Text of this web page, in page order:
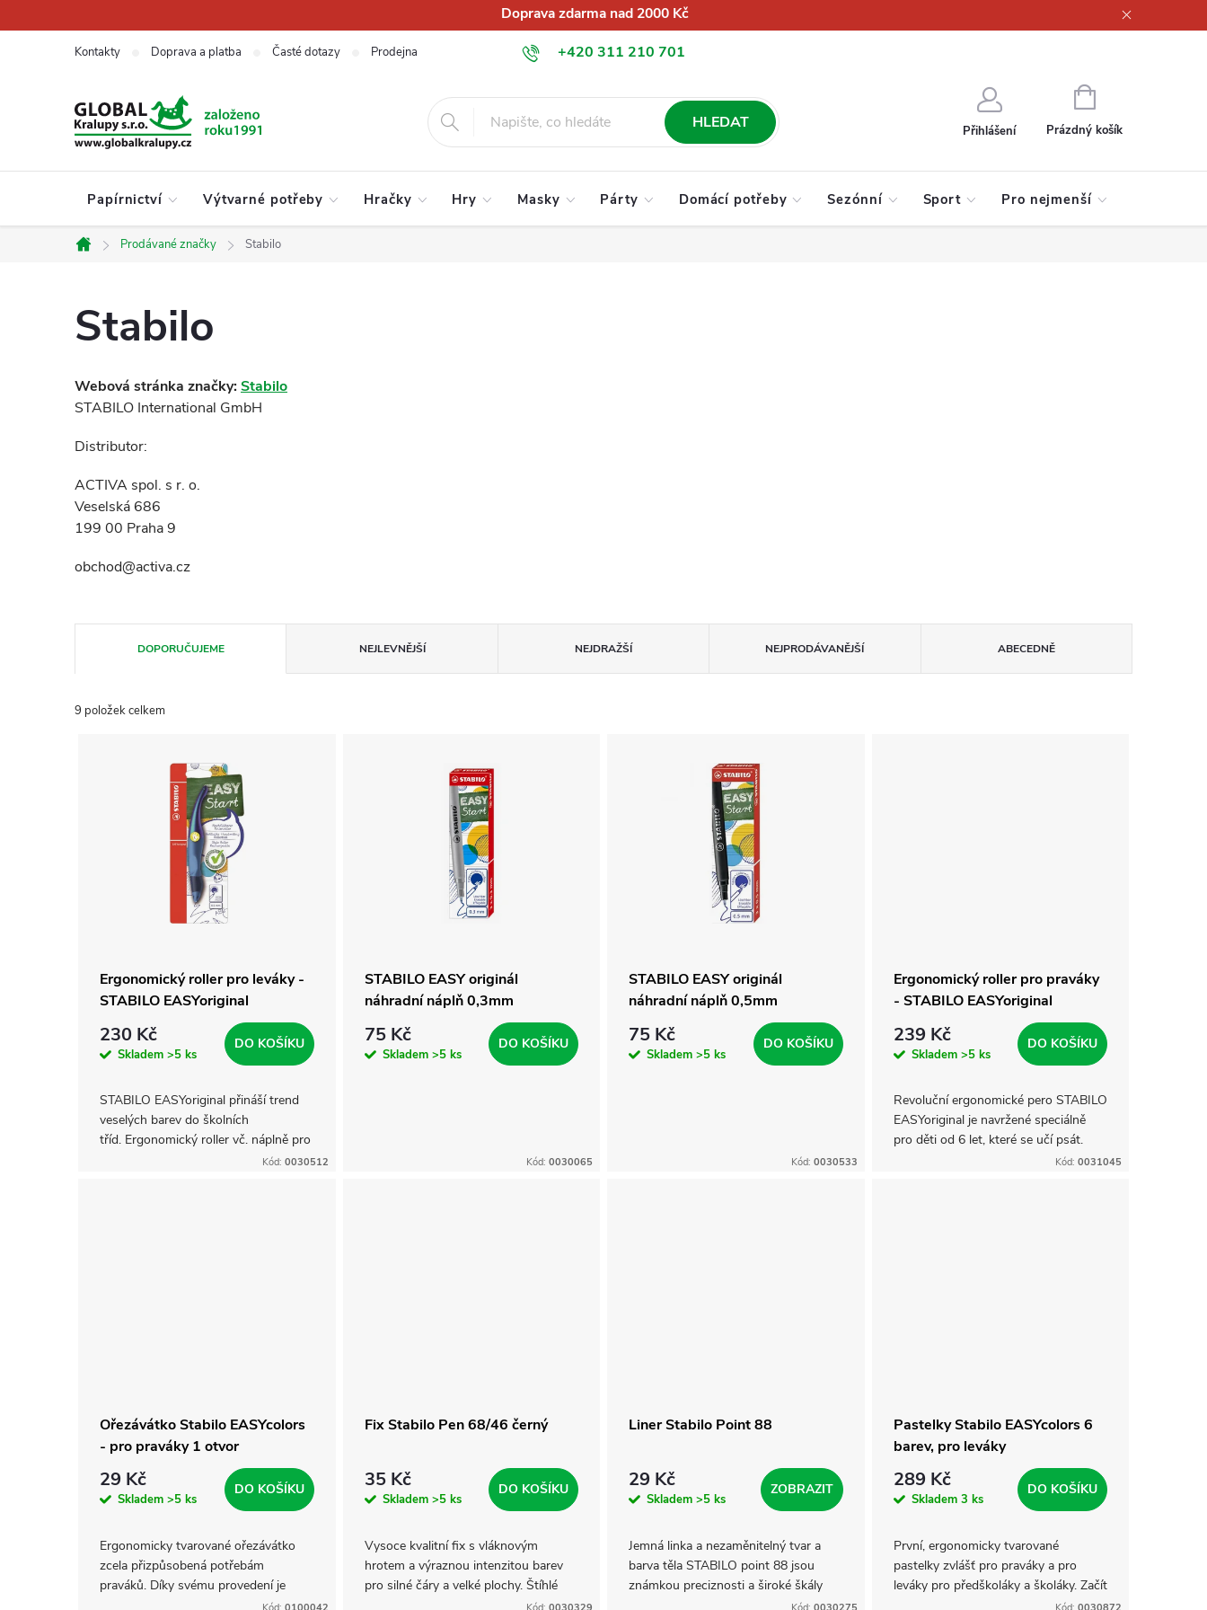
na
Doprava zdarma nad 2000 Kč
+420 311 210 701
info@globalkralupy.cz
Kontakty Doprava a platba Časté dotazy Prodejna Obchodní podmínky Podmínky ochrany osobních údajů
HLEDAT Přihlášení
NÁKUPNÍ
KOŠÍK
Prázdný košík
Papírnictví Výtvarné potřeby Hračky Hry Masky Párty Domácí potřeby Sezónní Sport Pro nejmenší
Domů
Prodávané značky Stabilo
Stabilo
Webová stránka značky:Stabilo
STABILO International GmbH
Distributor:
ACTIVA spol. s r. o.
Veselská 686
199 00 Praha 9
obchod@activa.cz
a
DOPORUČUJEME NEJLEVNĚJŠÍ NEJDRAŽŠÍ NEJPRODÁVANĚJŠÍ ABECEDNĚ
9 položek celkem
Ergonomický roller pro leváky -
STABILO EASYoriginal
230 Kč
Skladem >5 ks
DO KOŠÍKU
STABILO EASYoriginal přináší trend
veselých barev do školních
tříd. Ergonomický roller vč. náplně pro
začínající písaře a školáky od 6 let byl
Kód: 0030512
STABILO EASY originál
náhradní náplň 0,3mm
75 Kč
Skladem >5 ks
DO KOŠÍKU
Kód: 0030065
STABILO EASY originál
náhradní náplň 0,5mm
75 Kč
Skladem >5 ks
DO KOŠÍKU
Kód: 0030533
Ergonomický roller pro praváky
- STABILO EASYoriginal
239 Kč
Skladem >5 ks
DO KOŠÍKU
Revoluční ergonomické pero STABILO
EASYoriginal je navržené speciálně
pro děti od 6 let, které se učí psát.
Roller s novým designem podporuje
Kód: 0031045
Ořezávátko Stabilo EASYcolors
- pro praváky 1 otvor
29 Kč
Skladem >5 ks
DO KOŠÍKU
Ergonomicky tvarované ořezávátko
zcela přizpůsobená potřebám
praváků. Díky svému provedení je
vhodné pro silné tužky a pastelky.
Fix Stabilo Pen 68/46 černý
35 Kč
Skladem >5 ks
DO KOŠÍKU
Vysoce kvalitní fix s vláknovým
hrotem a výraznou intenzitou barev
pro silné čáry a velké plochy. Štíhlé
plastové tělo a prodyšný uzávěr v
Liner Stabilo Point 88
29 Kč
Skladem >5 ks
ZOBRAZIT
Jemná linka a nezaměnitelný tvar a
barva těla STABILO point 88 jsou
známkou preciznosti a široké škály
barev. Ne nadarmo je na trhu v Evropě
Pastelky Stabilo EASYcolors 6
barev, pro leváky
289 Kč
Skladem 3 ks
DO KOŠÍKU
První, ergonomicky tvarované
pastelky zvlášť pro praváky a pro
leváky pro předškoláky a školáky. Začít
se právným držením pastelky? Na to